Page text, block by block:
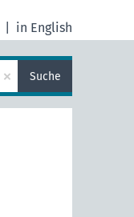
in English
× Suche